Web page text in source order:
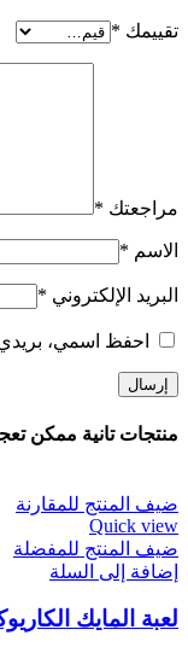
تقييمك *
مراجعتك *
الاسم *
البريد الإلكتروني *
احفظ اسمي، بريدي
منتجات تانية ممكن
ضيف المنتج للمقارنة
Quick view
ضيف المنتج للمفضلة
إضافة إلى السلة
لعبة المايك